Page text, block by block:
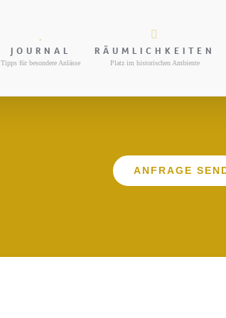
JOURNAL
Tipps für besondere Anlässe
RÄUMLICHKEITEN
Platz im historischen Ambiente
ANFRAGE